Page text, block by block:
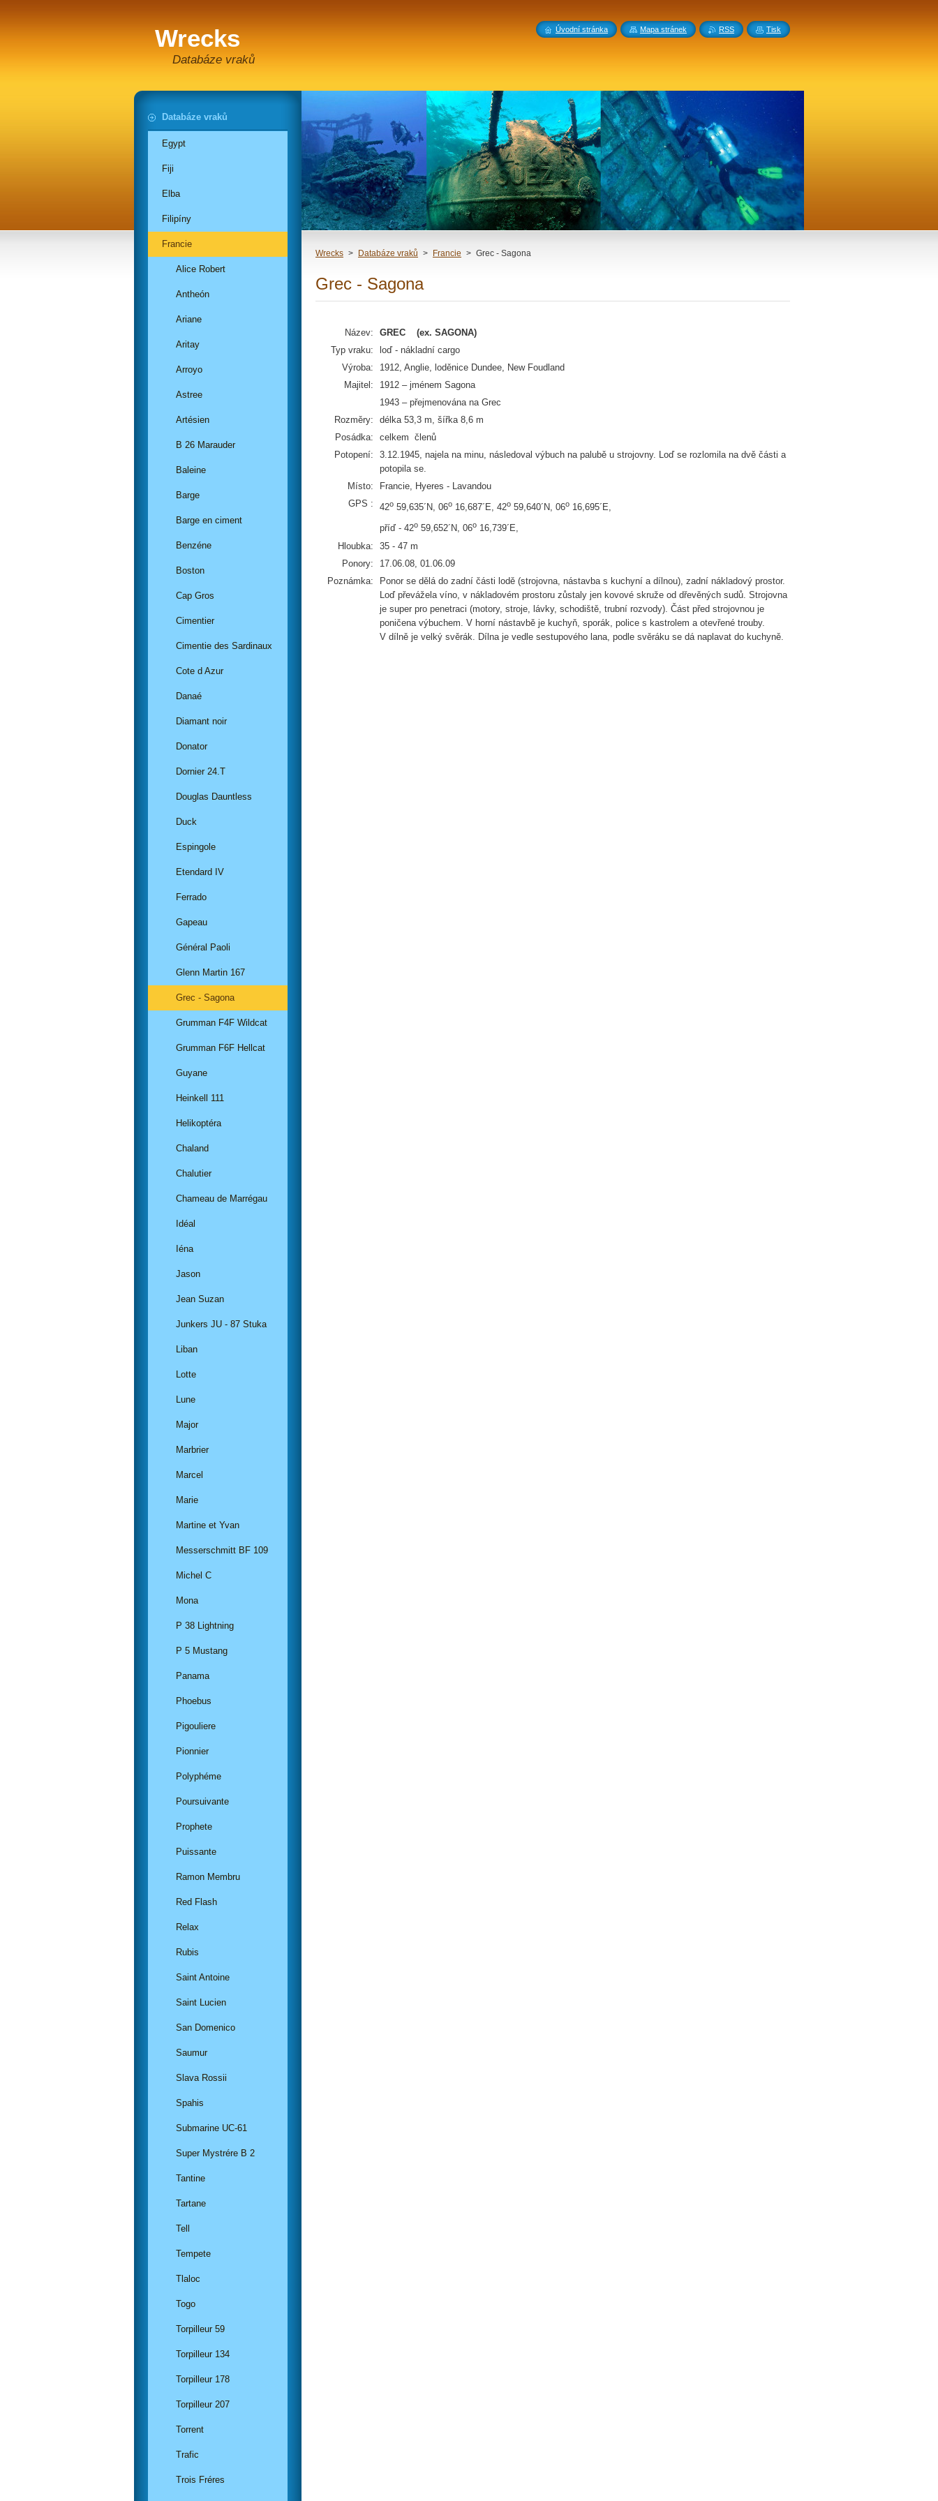
Wrecks
Databáze vraků
Wrecks > Databáze vraků > Francie > Grec - Sagona
Grec - Sagona
Název: GREC (ex. SAGONA)
Typ vraku:
loď - nákladní cargo
Výroba:
1912, Anglie, loděnice Dundee, New Foudland
Majitel:
1912 – jménem Sagona
1943 – přejmenována na Grec
Rozměry:
délka 53,3 m, šířka 8,6 m
Posádka:
celkem členů
Potopení:
3.12.1945, najela na minu, následoval výbuch na palubě u strojovny. Loď se rozlomila na dvě části a
potopila se.
Místo:
Francie, Hyeres - Lavandou
GPS :
42o 59,635´N, 06o 16,687´E, 42o 59,640´N, 06o 16,695´E,
příď - 42o 59,652´N, 06o 16,739´E,
Hloubka:
35 - 47 m
Ponory:
17.06.08, 01.06.09
Poznámka:
Ponor se dělá do zadní části lodě (strojovna, nástavba s kuchyní a dílnou), zadní nákladový prostor.
Loď převážela víno, v nákladovém prostoru zůstaly jen kovové skruže od dřevěných sudů. Strojovna
je super pro penetraci (motory, stroje, lávky, schodiště, trubní rozvody). Část před strojovnou je
poničena výbuchem. V horní nástavbě je kuchyň, sporák, police s kastrolem a otevřené trouby.
V dílně je velký svěrák. Dílna je vedle sestupového lana, podle svěráku se dá naplavat do kuchyně.
Databáze vraků
Egypt
Fiji
Elba
Filipíny
Francie
Alice Robert
Antheón
Ariane
Aritay
Arroyo
Astree
Artésien
B 26 Marauder
Baleine
Barge
Barge en ciment
Benzéne
Boston
Cap Gros
Cimentier
Cimentie des Sardinaux
Cote d Azur
Danaé
Diamant noir
Donator
Dornier 24.T
Douglas Dauntless
Duck
Espingole
Etendard IV
Ferrado
Gapeau
Général Paoli
Glenn Martin 167
Grec - Sagona
Grumman F4F Wildcat
Grumman F6F Hellcat
Guyane
Heinkell 111
Helikoptéra
Chaland
Chalutier
Chameau de Marrégau
Idéal
Iéna
Jason
Jean Suzan
Junkers JU - 87 Stuka
Liban
Lotte
Lune
Major
Marbrier
Marcel
Marie
Martine et Yvan
Messerschmitt BF 109
Michel C
Mona
P 38 Lightning
P 5 Mustang
Panama
Phoebus
Pigouliere
Pionnier
Polyphéme
Poursuivante
Prophete
Puissante
Ramon Membru
Red Flash
Relax
Rubis
Saint Antoine
Saint Lucien
San Domenico
Saumur
Slava Rossii
Spahis
Submarine UC-61
Super Mystrére B 2
Tantine
Tartane
Tell
Tempete
Tlaloc
Togo
Torpilleur 59
Torpilleur 134
Torpilleur 178
Torpilleur 207
Torrent
Trafic
Trois Fréres
Úvodní stránka Mapa stránek RSS Tisk